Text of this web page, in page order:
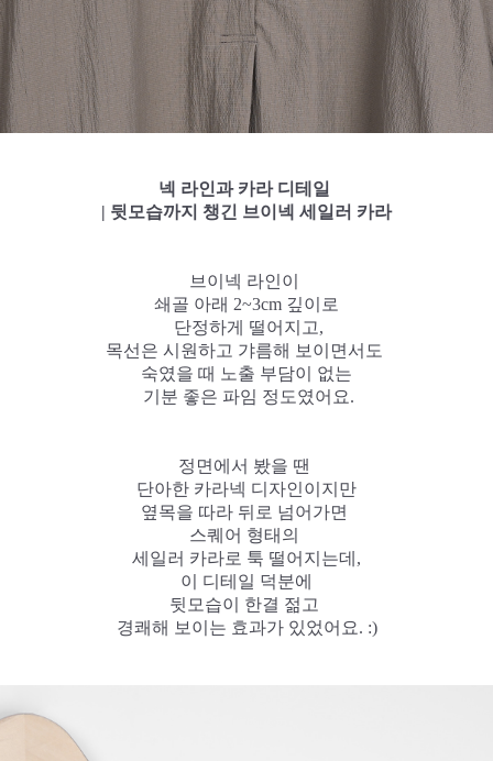
넥 라인과 카라 디테일
| 뒷모습까지 챙긴 브이넥 세일러 카라
브이넥 라인이
쇄골 아래 2~3cm 깊이로
단정하게 떨어지고,
목선은 시원하고 갸름해 보이면서도
숙였을 때 노출 부담이 없는
기분 좋은 파임 정도였어요.
정면에서 봤을 땐
단아한 카라넥 디자인이지만
옆목을 따라 뒤로 넘어가면
스퀘어 형태의
세일러 카라로 툭 떨어지는데,
이 디테일 덕분에
뒷모습이 한결 젊고
경쾌해 보이는 효과가 있었어요. :)